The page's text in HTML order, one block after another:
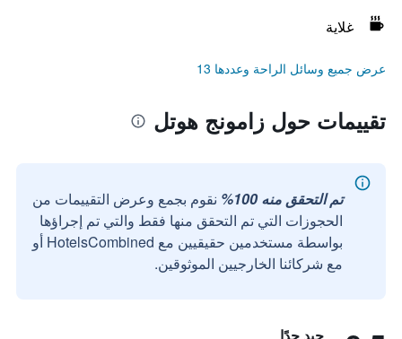
غلاية
عرض جميع وسائل الراحة وعددها 13
تقييمات حول زامونج هوتل
تم التحقق منه 100%
نقوم بجمع وعرض التقييمات من
الحجوزات التي تم التحقق منها فقط والتي تم إجراؤها
بواسطة مستخدمين حقيقيين مع HotelsCombined أو
مع شركائنا الخارجيين الموثوقين.